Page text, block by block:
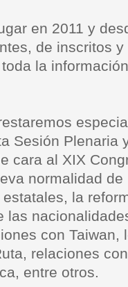
en 2011 y
de inscritos
la
Sesión Plenaria
cara al XIX
normalidad
la
las
con
relaciones
entre otros.